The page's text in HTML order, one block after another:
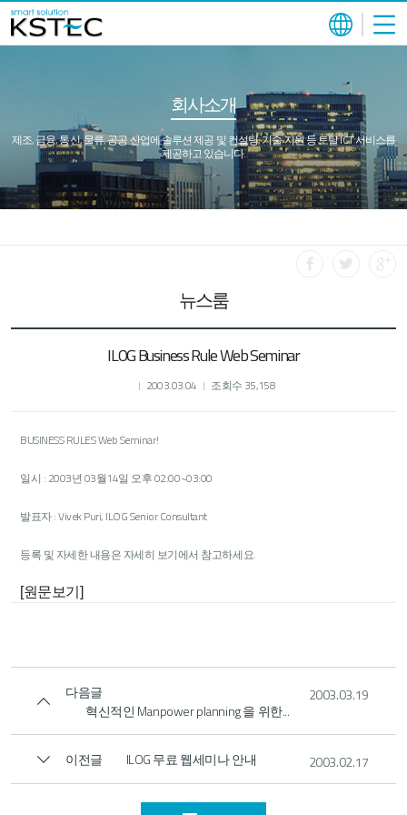
회사소개
제조, 금융, 통신, 물류, 공공 산업에 솔루션 제공 및 컨설팅, 기술 지원 등 토탈 ICT 서비스를
제공하고 있습니다.
뉴스룸
ILOG Business Rule Web Seminar
2003.03.04 조회수 35,158
BUSINESS RULES Web Seminar!
일시 : 2003년 03월14일 오후 02:00~03:00
발표자 : Vivek Puri, ILOG Senior Consultant
등록 및 자세한 내용은 자세히 보기에서 참고하세요.
[원문보기]
다음글
혁신적인 Manpower planning 을 위한...
2003.03.19
이전글 ILOG 무료 웹세미나 안내 2003.02.17